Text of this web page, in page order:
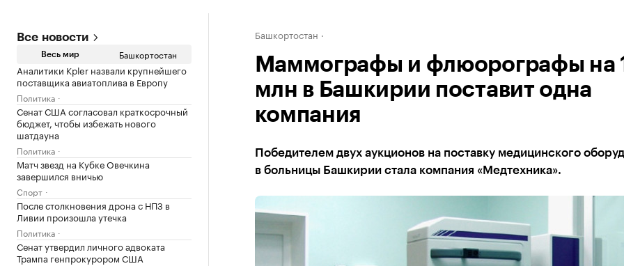
Все новости
Весь мир Башкортостан
Аналитики Kpler назвали крупнейшего
поставщика авиатоплива в Европу
Политика
Сенат США согласовал краткосрочный
бюджет, чтобы избежать нового
шатдауна
Политика
Матч звезд на Кубке Овечкина
завершился вничью
Спорт
После столкновения дрона с НПЗ в
Ливии произошла утечка
Политика
Сенат утвердил личного адвоката
Трампа генпрокурором США
Башкортостан
Маммографы и флюорографы на
млн в Башкирии поставит одна
компания
Победителем двух аукционов на поставку медицинского
в больницы Башкирии стала компания «Медтехника».